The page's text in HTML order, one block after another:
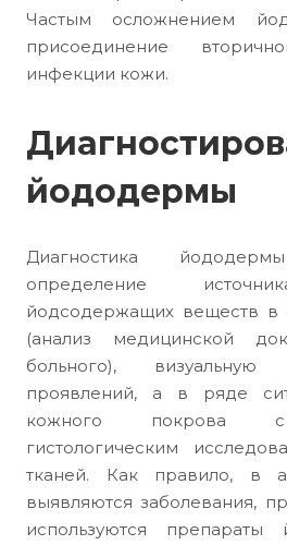
Частым осложнением
присоединение
инфекции кожи.
йододермы
Диагностика
определение
йодсодержащих веществ в
(анализ медицинской
больного),
проявлений, а в ряде
кожного покрова с
гистологическим
тканей. Как правило, в
выявляются заболевания,
используются